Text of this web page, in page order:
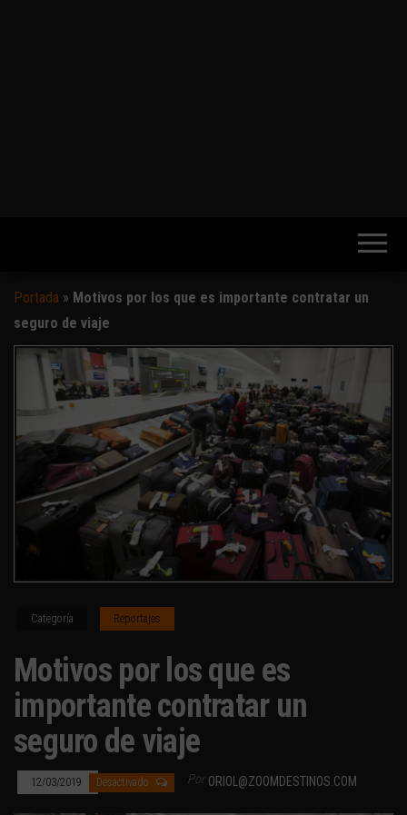
Portada » Motivos por los que es importante contratar un
seguro de viaje
Categoría Reportajes
Motivos por los que es
importante contratar un
seguro de viaje
12/03/2019 Desactivado Por ORIOL@ZOOMDESTINOS.COM